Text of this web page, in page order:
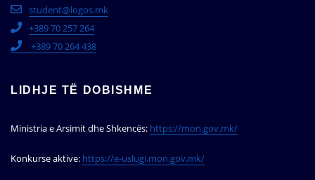
student@logos.mk
+389 70 257 264
+389 70 264 438
LIDHJE TË DOBISHME
Ministria e Arsimit dhe Shkencës: https://mon.gov.mk/
Konkurse aktive: https://e-uslugi.mon.gov.mk/